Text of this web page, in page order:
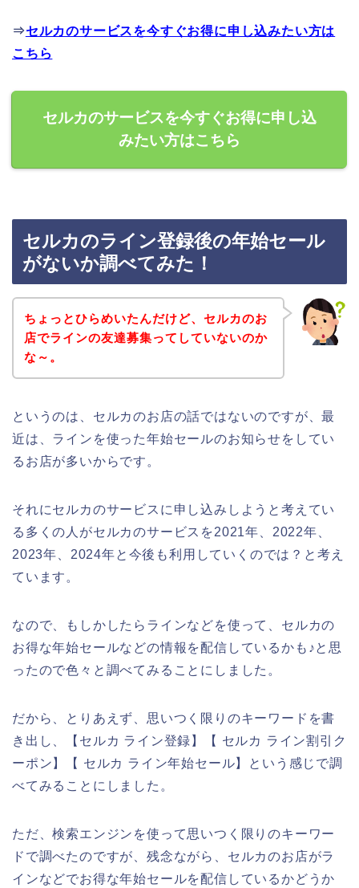
⇒セルカのサービスを今すぐお得に申し込みたい方は
こちら
セルカのサービスを今すぐお得に申し込
みたい方はこちら
セルカのライン登録後の年始セール
がないか調べてみた！
ちょっとひらめいたんだけど、セルカのお
店でラインの友達募集ってしていないのか
な～。
というのは、セルカのお店の話ではないのですが、最
近は、ラインを使った年始セールのお知らせをしてい
るお店が多いからです。
それにセルカのサービスに申し込みしようと考えてい
る多くの人がセルカのサービスを2021年、2022年、
2023年、2024年と今後も利用していくのでは？と考え
ています。
なので、もしかしたらラインなどを使って、セルカの
お得な年始セールなどの情報を配信しているかも♪と思
ったので色々と調べてみることにしました。
だから、とりあえず、思いつく限りのキーワードを書
き出し、【セルカ ライン登録】【 セルカ ライン割引ク
ーポン】【 セルカ ライン年始セール】という感じで調
べてみることにしました。
ただ、検索エンジンを使って思いつく限りのキーワー
ドで調べたのですが、残念ながら、セルカのお店がラ
インなどでお得な年始セールを配信しているかどうか